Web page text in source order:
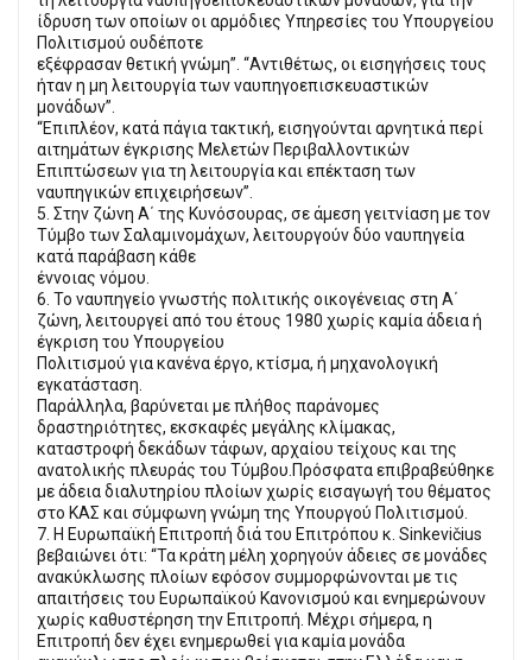
ίδρυση των οποίων οι αρμόδιες Υπηρεσίες του Υπουργείου
Πολιτισμού ουδέποτε
εξέφρασαν θετική γνώμη”. “Αντιθέτως, οι εισηγήσεις τους
ήταν η μη λειτουργία των ναυπηγοεπισκευαστικών
μονάδων”.
“Επιπλέον, κατά πάγια τακτική, εισηγούνται αρνητικά περί
αιτημάτων έγκρισης Μελετών Περιβαλλοντικών
Επιπτώσεων για τη λειτουργία και επέκταση των
ναυπηγικών επιχειρήσεων”.
5. Στην ζώνη Α΄ της Κυνόσουρας, σε άμεση γειτνίαση με τον
Τύμβο των Σαλαμινομάχων, λειτουργούν δύο ναυπηγεία
κατά παράβαση κάθε
έννοιας νόμου.
6. Το ναυπηγείο γνωστής πολιτικής οικογένειας στη Α΄
ζώνη, λειτουργεί από του έτους 1980 χωρίς καμία άδεια ή
έγκριση του Υπουργείου
Πολιτισμού για κανένα έργο, κτίσμα, ή μηχανολογική
εγκατάσταση.
Παράλληλα, βαρύνεται με πλήθος παράνομες
δραστηριότητες, εκσκαφές μεγάλης κλίμακας,
καταστροφή δεκάδων τάφων, αρχαίου τείχους και της
ανατολικής πλευράς του Τύμβου.Πρόσφατα επιβραβεύθηκε
με άδεια διαλυτηρίου πλοίων χωρίς εισαγωγή του θέματος
στο ΚΑΣ και σύμφωνη γνώμη της Υπουργού Πολιτισμού.
7. Η Ευρωπαϊκή Επιτροπή διά του Επιτρόπου κ. Sinkevičius
βεβαιώνει ότι: “Τα κράτη μέλη χορηγούν άδειες σε μονάδες
ανακύκλωσης πλοίων εφόσον συμμορφώνονται με τις
απαιτήσεις του Ευρωπαϊκού Κανονισμού και ενημερώνουν
χωρίς καθυστέρηση την Επιτροπή. Μέχρι σήμερα, η
Επιτροπή δεν έχει ενημερωθεί για καμία μονάδα